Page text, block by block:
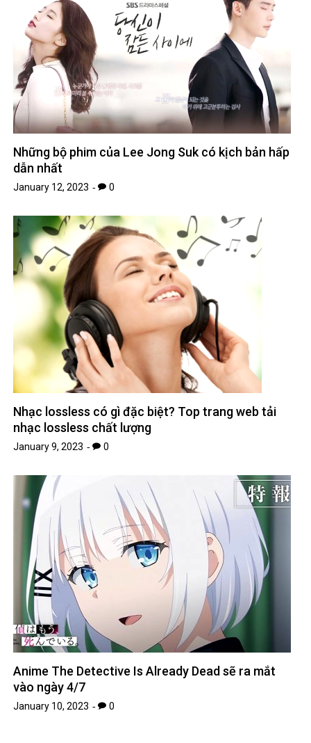
Những bộ phim của Lee Jong Suk có kịch bản hấp
dẫn nhất
January 12, 2023 0
Nhạc lossless có gì đặc biệt? Top trang web tải
nhạc lossless chất lượng
January 9, 2023 0
Anime The Detective Is Already Dead sẽ ra mắt
vào ngày 4/7
January 10, 2023 0